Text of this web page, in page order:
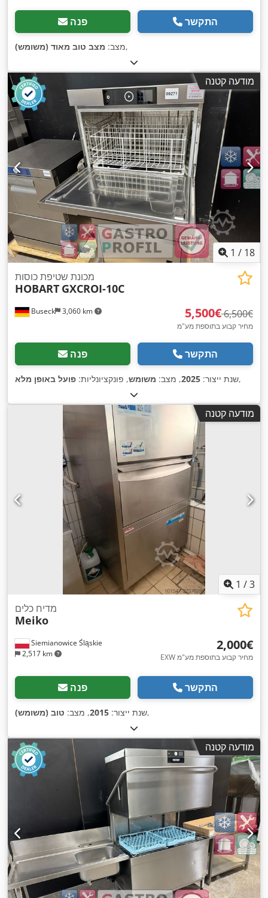
פנה התקשר
מצב: מצב טוב מאוד (משומש) ,
מודעה קטנה
1 / 18
Buseck 3,060 km
מכונת שטיפת כוסות
HOBART GXCROI-10C
‏5,500 ‏€ ‏6,500 ‏€
מחיר קבוע בתוספת מע"מ
פנה התקשר
שנת ייצור: 2025, מצב: משומש, פונקציונליות: פועל באופן מלא ,
מודעה קטנה
1 /3
Siemianowice Śląskie
2,517 km
מדיח כלים
Meiko
‏2,000 ‏€
EXW מחיר קבוע בתוספת מע"מ
פנה התקשר
שנת ייצור: 2015, מצב: טוב (משומש) ,
מודעה קטנה